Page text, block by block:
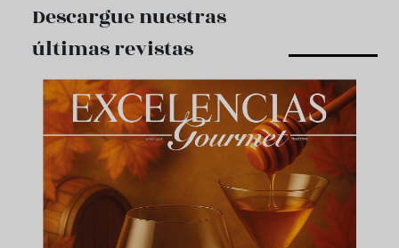
Descargue nuestras
últimas revistas